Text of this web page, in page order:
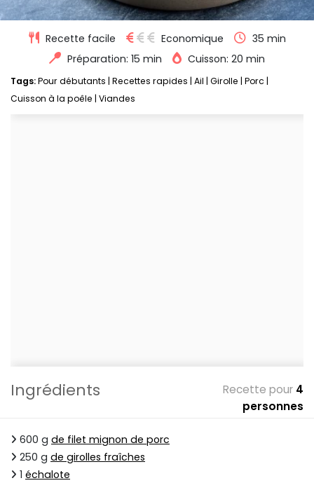
Recette facile Economique
35 min
Préparation: 15 min
Cuisson: 20 min
Tags:Pour débutants Recettes rapides Ail Girolle Porc
Cuisson à la poêle Viandes
Ingrédients Recette pour 4
personnes
600 g de filet mignon de porc
250 g de girolles fraîches
1 échalote